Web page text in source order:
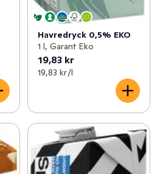
Havredryck 0,5% EKO
1 l, Garant Eko
19,83 kr
19,83 kr /l